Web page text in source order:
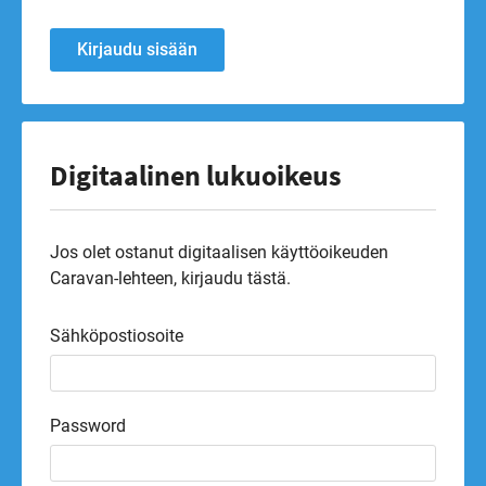
Kirjaudu sisään
Digitaalinen lukuoikeus
Jos olet ostanut digitaalisen käyttöoikeuden
Caravan-lehteen, kirjaudu tästä.
Sähköpostiosoite
Password